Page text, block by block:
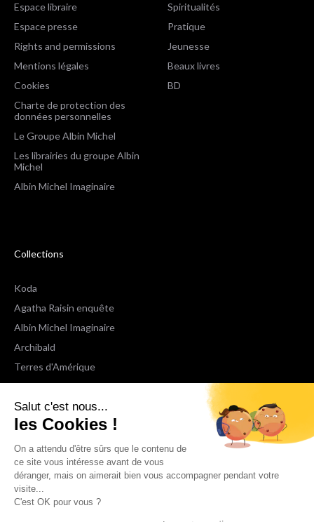
Salut c'est nous...
les Cookies !
On a attendu d'être sûrs que le contenu de
ce site vous intéresse avant de vous
déranger, mais on aimerait bien vous accompagner pendant votre
visite...
C'est OK pour vous ?
Espace libraire
Espace presse
Rights and permissions
Mentions légales
Cookies
Charte de protection des
données personnelles
Le Groupe Albin Michel
Les librairies du groupe Albin
Michel
Albin Michel Imaginaire
Spiritualités
Pratique
Jeunesse
Beaux livres
BD
Collections
Koda
Agatha Raisin enquête
Albin Michel Imaginaire
Archibald
Terres d'Amérique
Espaces Libres Poche
NOX
Wiz
Voir toutes les collections
Nous suivre